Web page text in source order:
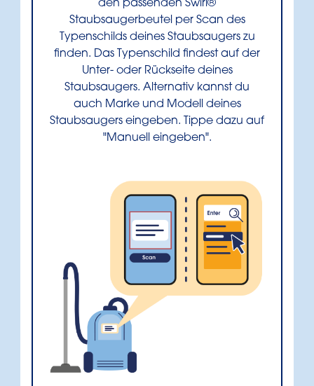
den passenden Swirl®
Staubsaugerbeutel per Scan des
Typenschilds deines Staubsaugers zu
finden. Das Typenschild findest auf der
Unter- oder Rückseite deines
Staubsaugers. Alternativ kannst du
auch Marke und Modell deines
Staubsaugers eingeben. Tippe dazu auf
"Manuell eingeben".